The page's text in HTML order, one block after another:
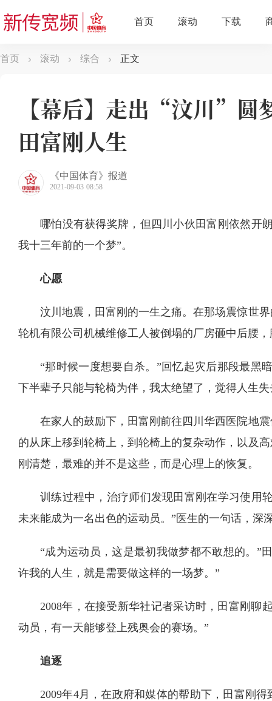
首页 滚动 综合 正文
【幕后】走出“汶川”圆
田富刚人生
《中国体育》报道
2021-09-03 08:58
哪怕没有获得奖牌，但四川小伙田富刚依然开
我十三年前的一个梦”。
心愿
汶川地震，田富刚的一生之痛。在那场震惊世
轮机有限公司机械维修工人被倒塌的厂房砸中后腰
“那时候一度想要自杀。”回忆起灾后那段最黑
下半辈子只能与轮椅为伴，我太绝望了，觉得人生
在家人的鼓励下，田富刚前往四川华西医院地
的从床上移到轮椅上，到轮椅上的复杂动作，以及
刚清楚，最难的并不是这些，而是心理上的恢复。
训练过程中，治疗师们发现田富刚在学习使用
未来能成为一名出色的运动员。”医生的一句话，深
“成为运动员，这是最初我做梦都不敢想的。”
许我的人生，就是需要做这样的一场梦。”
2008年，在接受新华社记者采访时，田富刚聊
动员，有一天能够登上残奥会的赛场。”
追逐
2009年4月，在政府和媒体的帮助下，田富刚